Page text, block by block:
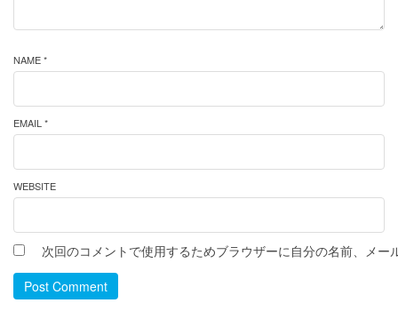
NAME *
EMAIL *
WEBSITE
次回のコメントで使用するためブラウザーに自分の名前、メー
Post Comment